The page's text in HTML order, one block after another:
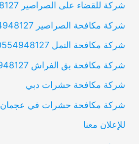
شركة للقضاء على الصراصير 0554948127
شركة مكافحة الصراصير 0554948127
شركة مكافحة النمل 0554948127
شركة مكافحة بق الفراش 0554948127
شركة مكافحة حشرات دبي
شركة مكافحة حشرات في عجمان 0554948127
للإعلان معنا